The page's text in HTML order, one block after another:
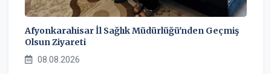
Afyonkarahisar İl Sağlık Müdürlüğü'nden Geçmiş
Olsun Ziyareti
08.08.2026